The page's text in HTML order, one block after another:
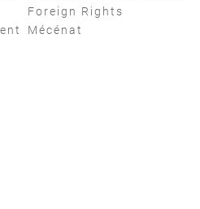
Foreign Rights
Mécénat